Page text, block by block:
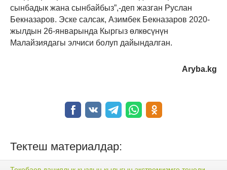
сынбадык жана сынбайбыз”,-деп жазган Руслан
Бекназаров. Эске салсак, Азимбек Бекназаров 2020-
жылдын 26-январында Кыргыз өлкөсүнүн
Малайзиядагы элчиси болуп дайындалган.
Aryba.kg
Тектеш материалдар: